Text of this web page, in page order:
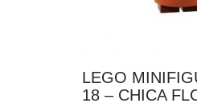
LEGO
18 – CHICA